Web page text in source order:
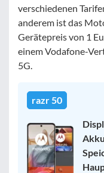
verschiedenen
anderem ist das
Gerätepreis von 1
einem Vodafone-
5G.
razr 50